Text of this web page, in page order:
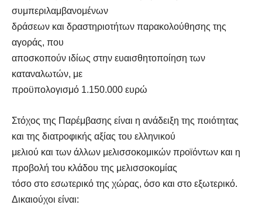
συμπεριλαμβανομένων
δράσεων και δραστηριοτήτων παρακολούθησης της
αγοράς, που
αποσκοπούν ιδίως στην ευαισθητοποίηση των
καταναλωτών, με
προϋπολογισμό 1.150.000 ευρώ
Στόχος της Παρέμβασης είναι η ανάδειξη της ποιότητας
και της διατροφικής αξίας του ελληνικού
μελιού και των άλλων μελισσοκομικών προϊόντων και η
προβολή του κλάδου της μελισσοκομίας
τόσο στο εσωτερικό της χώρας, όσο και στο εξωτερικό.
Δικαιούχοι είναι: